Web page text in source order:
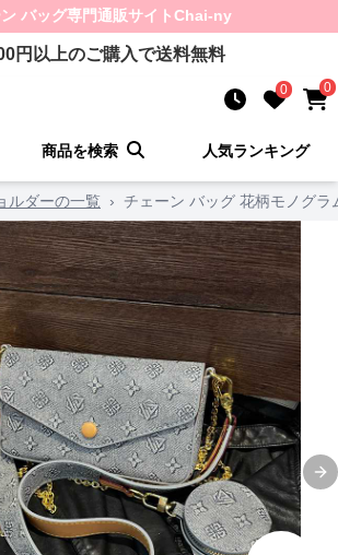
バッグ専門通販サイトChai-ny
円以上のご購入で送料無料
0 0
商品を検索 人気ランキング
ルダーの一覧 › チェーン バッグ 花柄モノグラ